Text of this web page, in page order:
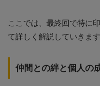
ここでは、最終回で特に
て詳しく解説していきます
仲間との絆と個人の